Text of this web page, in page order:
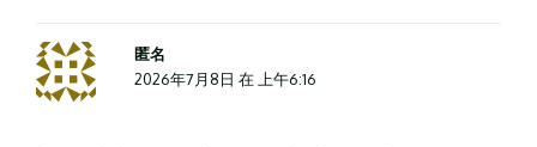
匿名
2026年7月8日 在 上午6:16